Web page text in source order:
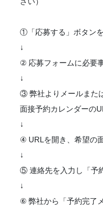
①「応募する」ボタン
↓
② 応募フォームに必要
↓
③ 弊社よりメールまた
面接予約カレンダーの
↓
④ URLを開き、希望の
↓
⑤ 連絡先を入力し「予
↓
⑥ 弊社から「予約完了